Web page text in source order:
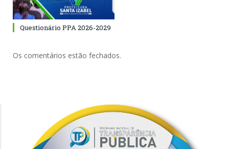
Questionário PPA 2026-2029
Os comentários estão fechados.